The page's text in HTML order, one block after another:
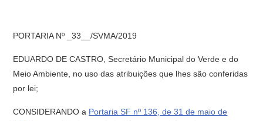
PORTARIA Nº _33__/SVMA/2019
EDUARDO DE CASTRO, Secretário Municipal do Verde e do
Meio Ambiente, no uso das atribuições que lhes são conferidas
por lei;
CONSIDERANDO a Portaria SF nº 136, de 31 de maio de